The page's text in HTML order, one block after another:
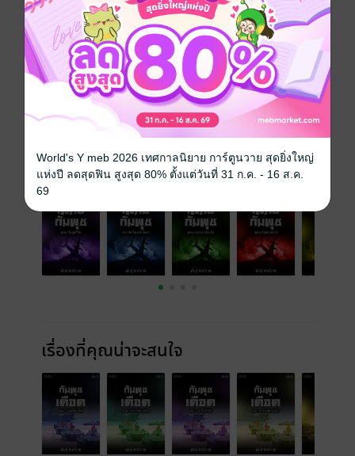
ซีรีส์ เพลิงกัมพุช
ประเภทไฟล์ pdf, epub
วันที่วางขาย 11 กรกฎาคม 2567
ความยาว 362 หน้า (≈ 61,774 คำ)
155 บาท
เล่มอื่นๆ ในซีรีส์ ดูทั้งหมด
เรื่องที่คุณน่าจะสนใจ
World's Y meb 2026 เทศกาลนิยาย การ์ตูนวาย สุดยิ่งใหญ่
แห่งปี ลดสุดฟิน สูงสุด 80% ตั้งแต่วันที่ 31 ก.ค. - 16 ส.ค.
69